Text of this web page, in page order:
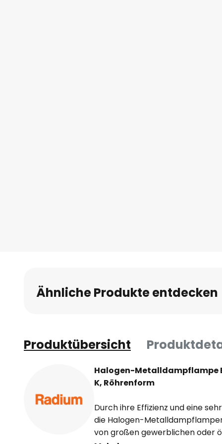
Ähnliche Produkte entdecken
Produktübersicht
Halogen-Metalldampflampe
K, Röhrenform
Durch ihre Effizienz und eine
die Halogen-
von großen gewerblichen oder